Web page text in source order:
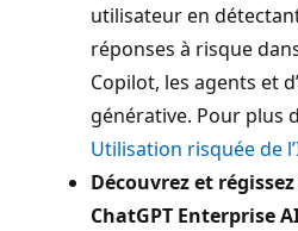
utilisateur en
réponses à risque
Copilot, les agents et
générative. Pour plus
Utilisation risquée de
Découvrez et
ChatGPT Enterprise